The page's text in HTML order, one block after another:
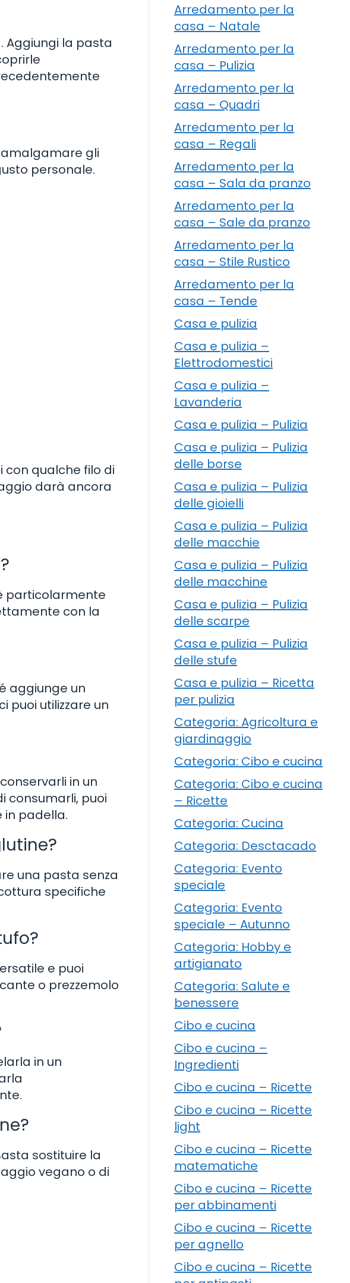
Aggiungi la pasta
gli
personale.
qualche filo di
darà ancora
particolarmente
con la
aggiunge un
puoi utilizzare un
in un
consumarli, puoi
in padella.
una pasta senza
specifiche
e puoi
o prezzemolo
in un
sostituire la
vegano o di
Arredamento per la
casa – Natale
Arredamento per la
casa – Pulizia
Arredamento per la
casa – Quadri
Arredamento per la
casa – Regali
Arredamento per la
casa – Sala da pranzo
Arredamento per la
casa – Sale da pranzo
Arredamento per la
casa – Stile Rustico
Arredamento per la
casa – Tende
Casa e pulizia
Casa e pulizia –
Elettrodomestici
Casa e pulizia –
Lavanderia
Casa e pulizia – Pulizia
Casa e pulizia – Pulizia
delle borse
Casa e pulizia – Pulizia
delle gioielli
Casa e pulizia – Pulizia
delle macchie
Casa e pulizia – Pulizia
delle macchine
Casa e pulizia – Pulizia
delle scarpe
Casa e pulizia – Pulizia
delle stufe
Casa e pulizia – Ricetta
per pulizia
Categoria: Agricoltura e
giardinaggio
Categoria: Cibo e cucina
Categoria: Cibo e cucina
– Ricette
Categoria: Cucina
Categoria: Desctacado
Categoria: Evento
speciale
Categoria: Evento
speciale – Autunno
Categoria: Hobby e
artigianato
Categoria: Salute e
benessere
Cibo e cucina
Cibo e cucina –
Ingredienti
Cibo e cucina – Ricette
Cibo e cucina – Ricette
light
Cibo e cucina – Ricette
matematiche
Cibo e cucina – Ricette
per abbinamenti
Cibo e cucina – Ricette
per agnello
Cibo e cucina – Ricette